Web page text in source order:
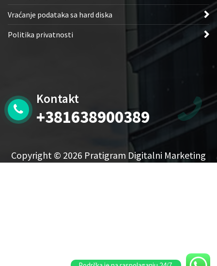
Vraćanje podataka sa hard diska
Politika privatnosti
Kontakt
+381638900389
Copyright © 2026 Pratigram Digitalni Marketing